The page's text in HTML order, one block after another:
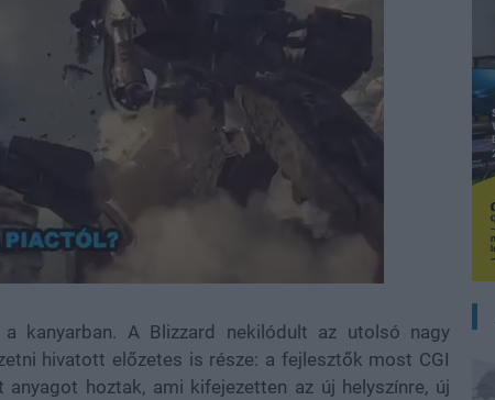
kanyarban. A Blizzard nekilódult az utolsó nagy
hivatott előzetes is része: a fejlesztők most CGI
hoztak, ami kifejezetten az új helyszínre, új